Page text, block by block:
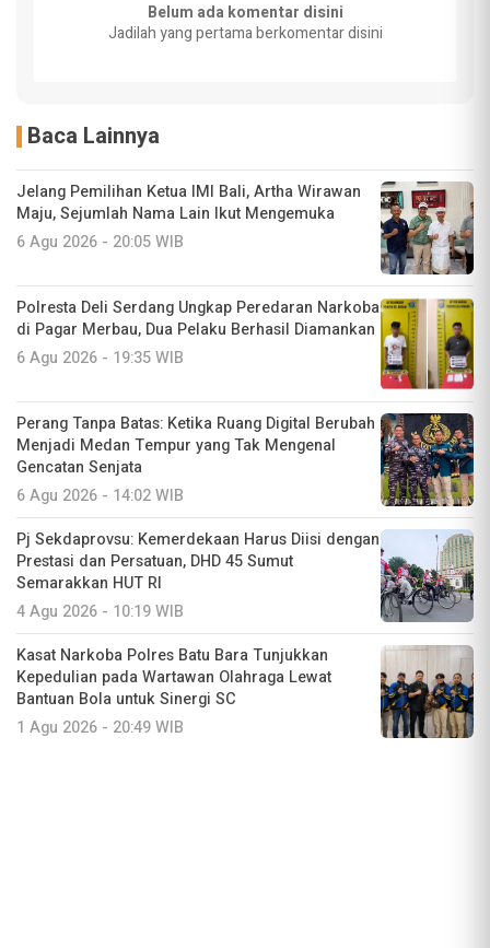
Belum ada komentar disini
Jadilah yang pertama berkomentar disini
Baca Lainnya
Jelang Pemilihan Ketua IMI Bali, Artha Wirawan
Maju, Sejumlah Nama Lain Ikut Mengemuka
6 Agu 2026 - 20:05 WIB
Polresta Deli Serdang Ungkap Peredaran Narkoba
di Pagar Merbau, Dua Pelaku Berhasil Diamankan
6 Agu 2026 - 19:35 WIB
Perang Tanpa Batas: Ketika Ruang Digital Berubah
Menjadi Medan Tempur yang Tak Mengenal
Gencatan Senjata
6 Agu 2026 - 14:02 WIB
Pj Sekdaprovsu: Kemerdekaan Harus Diisi dengan
Prestasi dan Persatuan, DHD 45 Sumut
Semarakkan HUT RI
4 Agu 2026 - 10:19 WIB
Kasat Narkoba Polres Batu Bara Tunjukkan
Kepedulian pada Wartawan Olahraga Lewat
Bantuan Bola untuk Sinergi SC
1 Agu 2026 - 20:49 WIB